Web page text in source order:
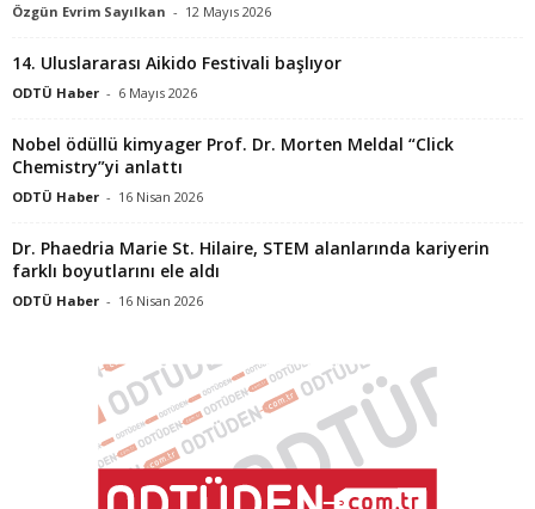
Özgün Evrim Sayılkan - 12 Mayıs 2026
14. Uluslararası Aikido Festivali başlıyor
ODTÜ Haber - 6 Mayıs 2026
Nobel ödüllü kimyager Prof. Dr. Morten Meldal “Click
Chemistry”yi anlattı
ODTÜ Haber - 16 Nisan 2026
Dr. Phaedria Marie St. Hilaire, STEM alanlarında kariyerin
farklı boyutlarını ele aldı
ODTÜ Haber - 16 Nisan 2026